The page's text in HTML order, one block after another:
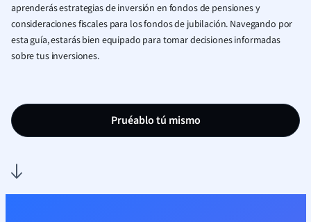
aprenderás estrategias de inversión en fondos de pensiones y
consideraciones fiscales para los fondos de jubilación. Navegando por
esta guía, estarás bien equipado para tomar decisiones informadas
sobre tus inversiones.
Pruéablo tú mismo